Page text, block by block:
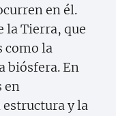
en él.
la Tierra, que
como la
biósfera. En
en
y la